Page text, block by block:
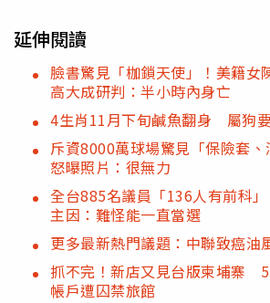
延伸閱讀
臉書驚見「枷鎖天使」！美籍女
高大成研判：半小時內身亡
4生肖11月下旬鹹魚翻身 屬狗
斥資8000萬球場驚見「保險套
怒曝照片：很無力
全台885名議員「136人有前科
主因：難怪能一直當選
更多最新熱門議題：中聯致癌油
抓不完！新店又見台版柬埔寨
帳戶遭囚禁旅館